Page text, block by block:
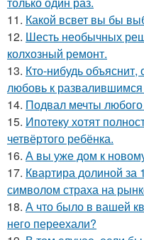
11. Какой всвет вы бы
12. Шесть необычных
колхозный ремонт.
13. Кто-нибудь объяснит,
любовь к
14. Подвал мечты
15. Ипотеку хотят
четвёртого ребёнка.
16. А вы уже дом к
17. Квартира долиной за
символом страха на
18. А что было в вашей
него переехали?